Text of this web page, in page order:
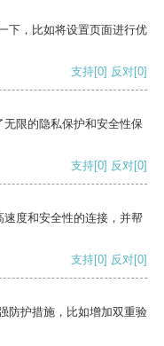
下，比如将设置页面进行优
支持[0] 反对[0]
限的隐私保护和安全性保
支持[0] 反对[0]
度和安全性的连接，并帮
支持[0] 反对[0]
防护措施，比如增加双重验